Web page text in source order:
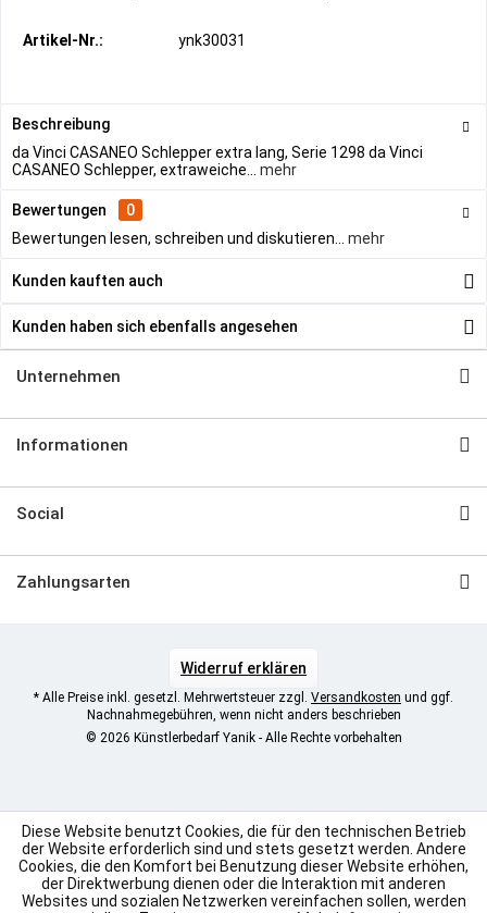
Artikel-Nr.: ynk30031
Beschreibung
da Vinci CASANEO Schlepper extra lang, Serie 1298 da Vinci
CASANEO Schlepper, extraweiche...
mehr
Bewertungen
0
Bewertungen lesen, schreiben und diskutieren...
mehr
Kunden kauften auch
Kunden haben sich ebenfalls angesehen
Unternehmen
Informationen
Social
Zahlungsarten
Widerruf erklären
* Alle Preise inkl. gesetzl. Mehrwertsteuer zzgl. Versandkosten und ggf.
Nachnahmegebühren, wenn nicht anders beschrieben
© 2026 Künstlerbedarf Yanik - Alle Rechte vorbehalten
Diese Website benutzt Cookies, die für den technischen Betrieb
der Website erforderlich sind und stets gesetzt werden. Andere
Cookies, die den Komfort bei Benutzung dieser Website erhöhen,
der Direktwerbung dienen oder die Interaktion mit anderen
Websites und sozialen Netzwerken vereinfachen sollen, werden